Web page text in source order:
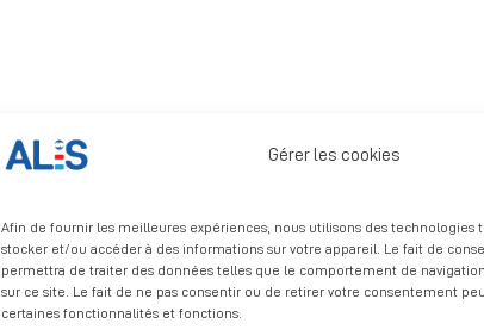
Gérer les cookies
Afin de fournir les meilleures expériences, nous utilisons des technologies
stocker et/ou accéder à des informations sur votre appareil. Le fait de
permettra de traiter des données telles que le comportement de
sur ce site. Le fait de ne pas consentir ou de retirer votre consentement
certaines fonctionnalités et fonctions.